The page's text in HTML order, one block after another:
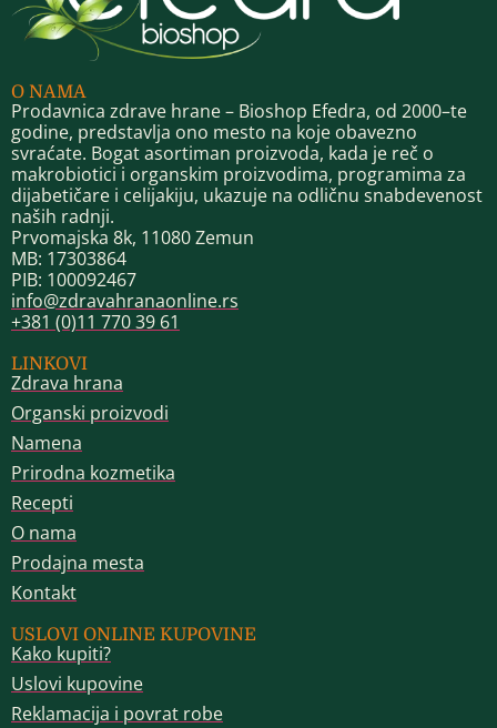
O NAMA
Prodavnica zdrave hrane – Bioshop Efedra, od 2000–te
godine, predstavlja ono mesto na koje obavezno
svraćate. Bogat asortiman proizvoda, kada je reč o
makrobiotici i organskim proizvodima, programima za
dijabetičare i celijakiju, ukazuje na odličnu snabdevenost
naših radnji.
Prvomajska 8k, 11080 Zemun
MB: 17303864
PIB: 100092467
info@zdravahranaonline.rs
+381 (0)11 770 39 61
LINKOVI
Zdrava hrana
Organski proizvodi
Namena
Prirodna kozmetika
Recepti
O nama
Prodajna mesta
Kontakt
USLOVI ONLINE KUPOVINE
Kako kupiti?
Uslovi kupovine
Reklamacija i povrat robe